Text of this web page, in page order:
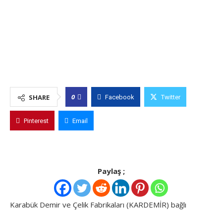
SHARE 0 Facebook Twitter
Pinterest Email
Paylaş ;
Karabük Demir ve Çelik Fabrikaları (KARDEMİR) bağlı